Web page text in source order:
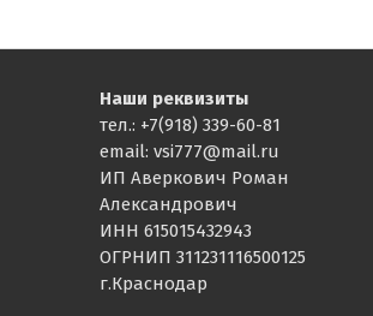
Наши реквизиты
тел.: +7(918) 339-60-81
email: vsi777@mail.ru
ИП Аверкович Роман
Александрович
ИНН 615015432943
ОГРНИП 311231116500125
г.Краснодар